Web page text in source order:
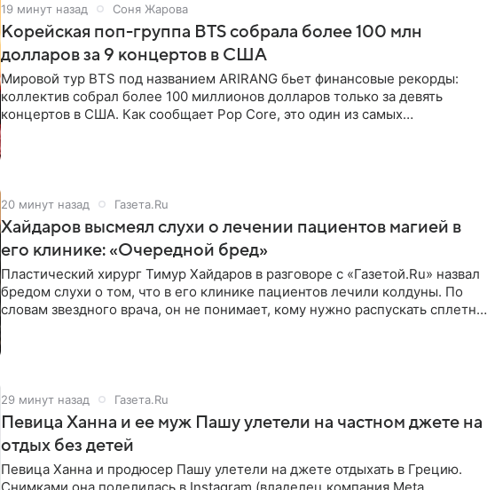
19 минут назад Соня Жарова
Корейская поп-группа BTS собрала более 100 млн
долларов за 9 концертов в США
Мировой тур BTS под названием ARIRANG бьет финансовые рекорды:
коллектив собрал более 100 миллионов долларов только за девять
концертов в США. Как сообщает Pop Core, это один из самых
20 минут назад Газета.Ru
Хайдаров высмеял слухи о лечении пациентов магией в
его клинике: «Очередной бред»
Пластический хирург Тимур Хайдаров в разговоре с «Газетой.Ru» назвал
бредом слухи о том, что в его клинике пациентов лечили колдуны. По
словам звездного врача, он не понимает, кому нужно распускать сплетни
29 минут назад Газета.Ru
Певица Ханна и ее муж Пашу улетели на частном джете на
отдых без детей
Певица Ханна и продюсер Пашу улетели на джете отдыхать в Грецию.
Снимками она поделилась в Instagram (владелец компания Meta